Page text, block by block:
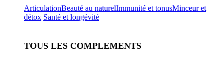
ArticulationBeauté au naturelImmunité et tonusMinceur et
détox Santé et longévité
TOUS LES COMPLEMENTS